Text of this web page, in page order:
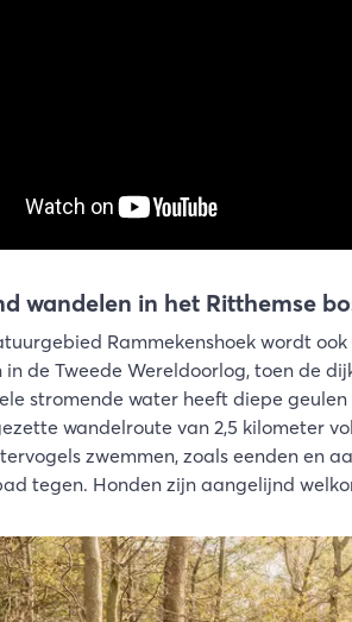
wandelen in het Ritthemse
Rammekenshoek wordt
de Tweede Wereldoorlog, toen de
stromende water heeft diepe
wandelroute van 2,5 kilometer
zwemmen, zoals eenden en
tegen. Honden zijn aangelijnd